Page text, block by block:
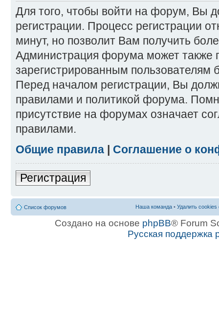
Для того, чтобы войти на форум, Вы
регистрации. Процесс регистрации
минут, но позволит Вам получить
Администрация форума может также
зарегистрированным пользователям
Перед началом регистрации, Вы
правилами и политикой форума.
присутствие на форумах означает
правилами.
Общие правила
Соглашение о
Регистрация
Список форумов Наша команда • Удалить
Создано на основе phpBB® Forum
Русская поддержка